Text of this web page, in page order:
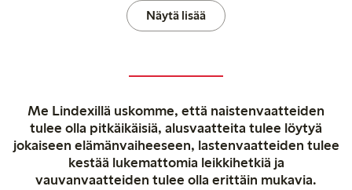
Näytä lisää
Me Lindexillä uskomme, että naistenvaatteiden
tulee olla pitkäikäisiä, alusvaatteita tulee löytyä
jokaiseen elämänvaiheeseen, lastenvaatteiden tulee
kestää lukemattomia leikkihetkiä ja
vauvanvaatteiden tulee olla erittäin mukavia.